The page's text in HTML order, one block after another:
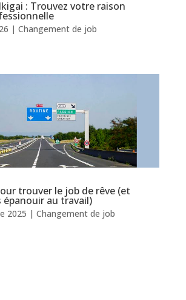
: Trouvez votre raison
| Changement de job
trouver le job de rêve (et
épanouir au travail)
2025 | Changement de job